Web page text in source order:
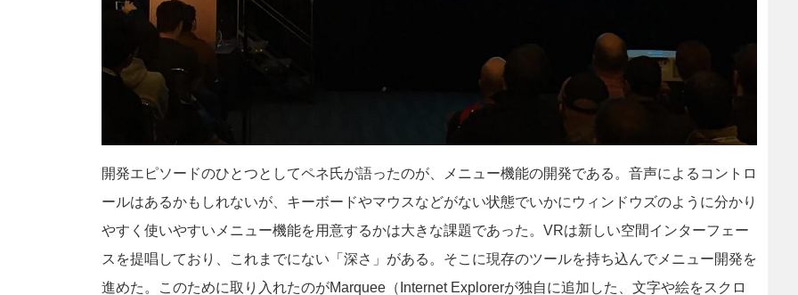
開発エピソードのひとつとしてペネ氏が語ったのが、メニュー機能の開発である。音声によるコントロ
ールはあるかもしれないが、キーボードやマウスなどがない状態でいかにウィンドウズのように分かり
やすく使いやすいメニュー機能を用意するかは大きな課題であった。VRは新しい空間インターフェー
スを提唱しており、これまでにない「深さ」がある。そこに現存のツールを持ち込んでメニュー開発を
進めた。このために取り入れたのがMarquee（Internet Explorerが独自に追加した、文字や絵をスクロ